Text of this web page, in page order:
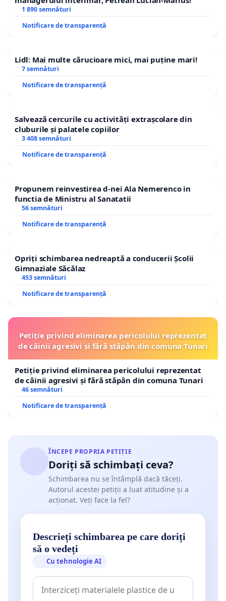
1 890 semnături
Notificare de transparență
Lidl: Mai multe cărucioare mici, mai puține mari!
7 semnături
Notificare de transparență
Salvează cercurile cu activități extrașcolare din
cluburile și palatele copiilor
3 408 semnături
Notificare de transparență
Propunem reinvestirea d-nei Ala Nemerenco in
functia de Ministru al Sanatatii
56 semnături
Notificare de transparență
Opriți schimbarea nedreaptă a conducerii Școlii
Gimnaziale Săcălaz
453 semnături
Notificare de transparență
Petiție privind eliminarea pericolului reprezentat
de câinii agresivi și fără stăpân din comuna Tunari
Petiție privind eliminarea pericolului reprezentat
de câinii agresivi și fără stăpân din comuna Tunari
46 semnături
Notificare de transparență
ÎNCEPE PROPRIA PETIȚIE
Doriți să schimbați ceva?
Schimbarea nu se întâmplă dacă tăceți.
Autorul acestei petiții a luat atitudine și a
acționat. Veți face la fel?
Descrieți schimbarea pe care doriți
să o vedeți
Cu tehnologie AI